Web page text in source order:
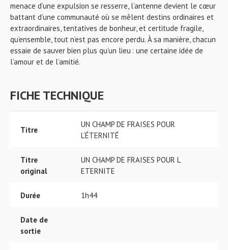
menace d’une expulsion se resserre, l’antenne devient le cœur
battant d’une communauté où se mêlent destins ordinaires et
extraordinaires, tentatives de bonheur, et certitude fragile,
qu’ensemble, tout n’est pas encore perdu. À sa manière, chacun
essaie de sauver bien plus qu’un lieu : une certaine idée de
l’amour et de l’amitié.
FICHE TECHNIQUE
Titre
UN CHAMP DE FRAISES POUR
L’ÉTERNITÉ
Titre
original
UN CHAMP DE FRAISES POUR L
ETERNITE
Durée 1h44
Date de
sortie